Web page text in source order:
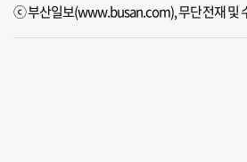
ⓒ 부산일보(www.busan.com), 무단전재 및